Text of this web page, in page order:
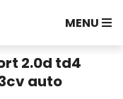
MENU
2.0d td4
auto